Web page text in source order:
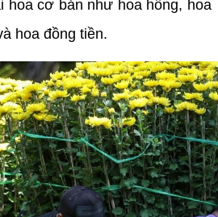
hoa cơ bản như hoa hồng, hoa
hoa đồng tiền.